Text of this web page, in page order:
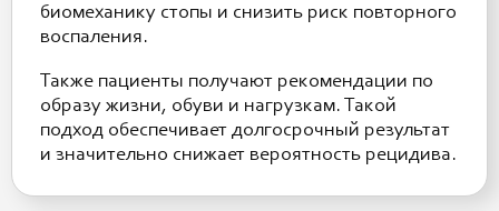
биомеханику стопы и снизить риск повторного
воспаления.
Также пациенты получают рекомендации по
образу жизни, обуви и нагрузкам. Такой
подход обеспечивает долгосрочный результат
и значительно снижает вероятность рецидива.